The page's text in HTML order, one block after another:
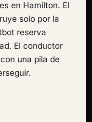
en Hamilton. El
solo por la
reserva
El conductor
una pila de